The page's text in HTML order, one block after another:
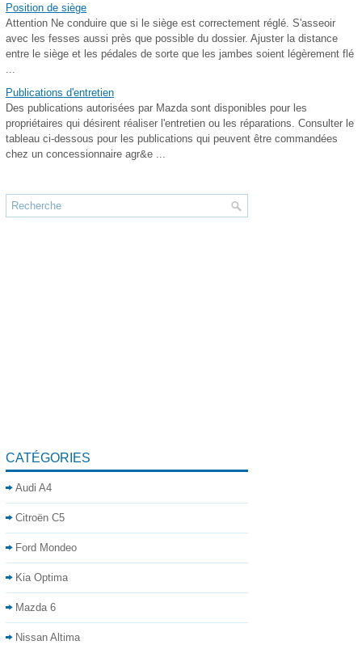
Position de siège
Attention Ne conduire que si le siège est correctement réglé. S'asseoir
avec les fesses aussi près que possible du dossier. Ajuster la distance
entre le siège et les pédales de sorte que les jambes soient légèrement flé
...
Publications d'entretien
Des publications autorisées par Mazda sont disponibles pour les
propriétaires qui désirent réaliser l'entretien ou les réparations. Consulter le
tableau ci-dessous pour les publications qui peuvent être commandées
chez un concessionnaire agr&e ...
CATÉGORIES
Audi A4
Citroën C5
Ford Mondeo
Kia Optima
Mazda 6
Nissan Altima